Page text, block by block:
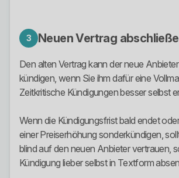
3 Neuen Vertrag
Den alten Vertrag kann der neue
kündigen, wenn Sie ihm dafür eine
Zeitkritische Kündigungen besser selbst
Wenn die Kündigungsfrist bald endet
einer Preiserhöhung sonderkündigen,
blind auf den neuen Anbieter vertrauen,
Kündigung lieber selbst in Textform